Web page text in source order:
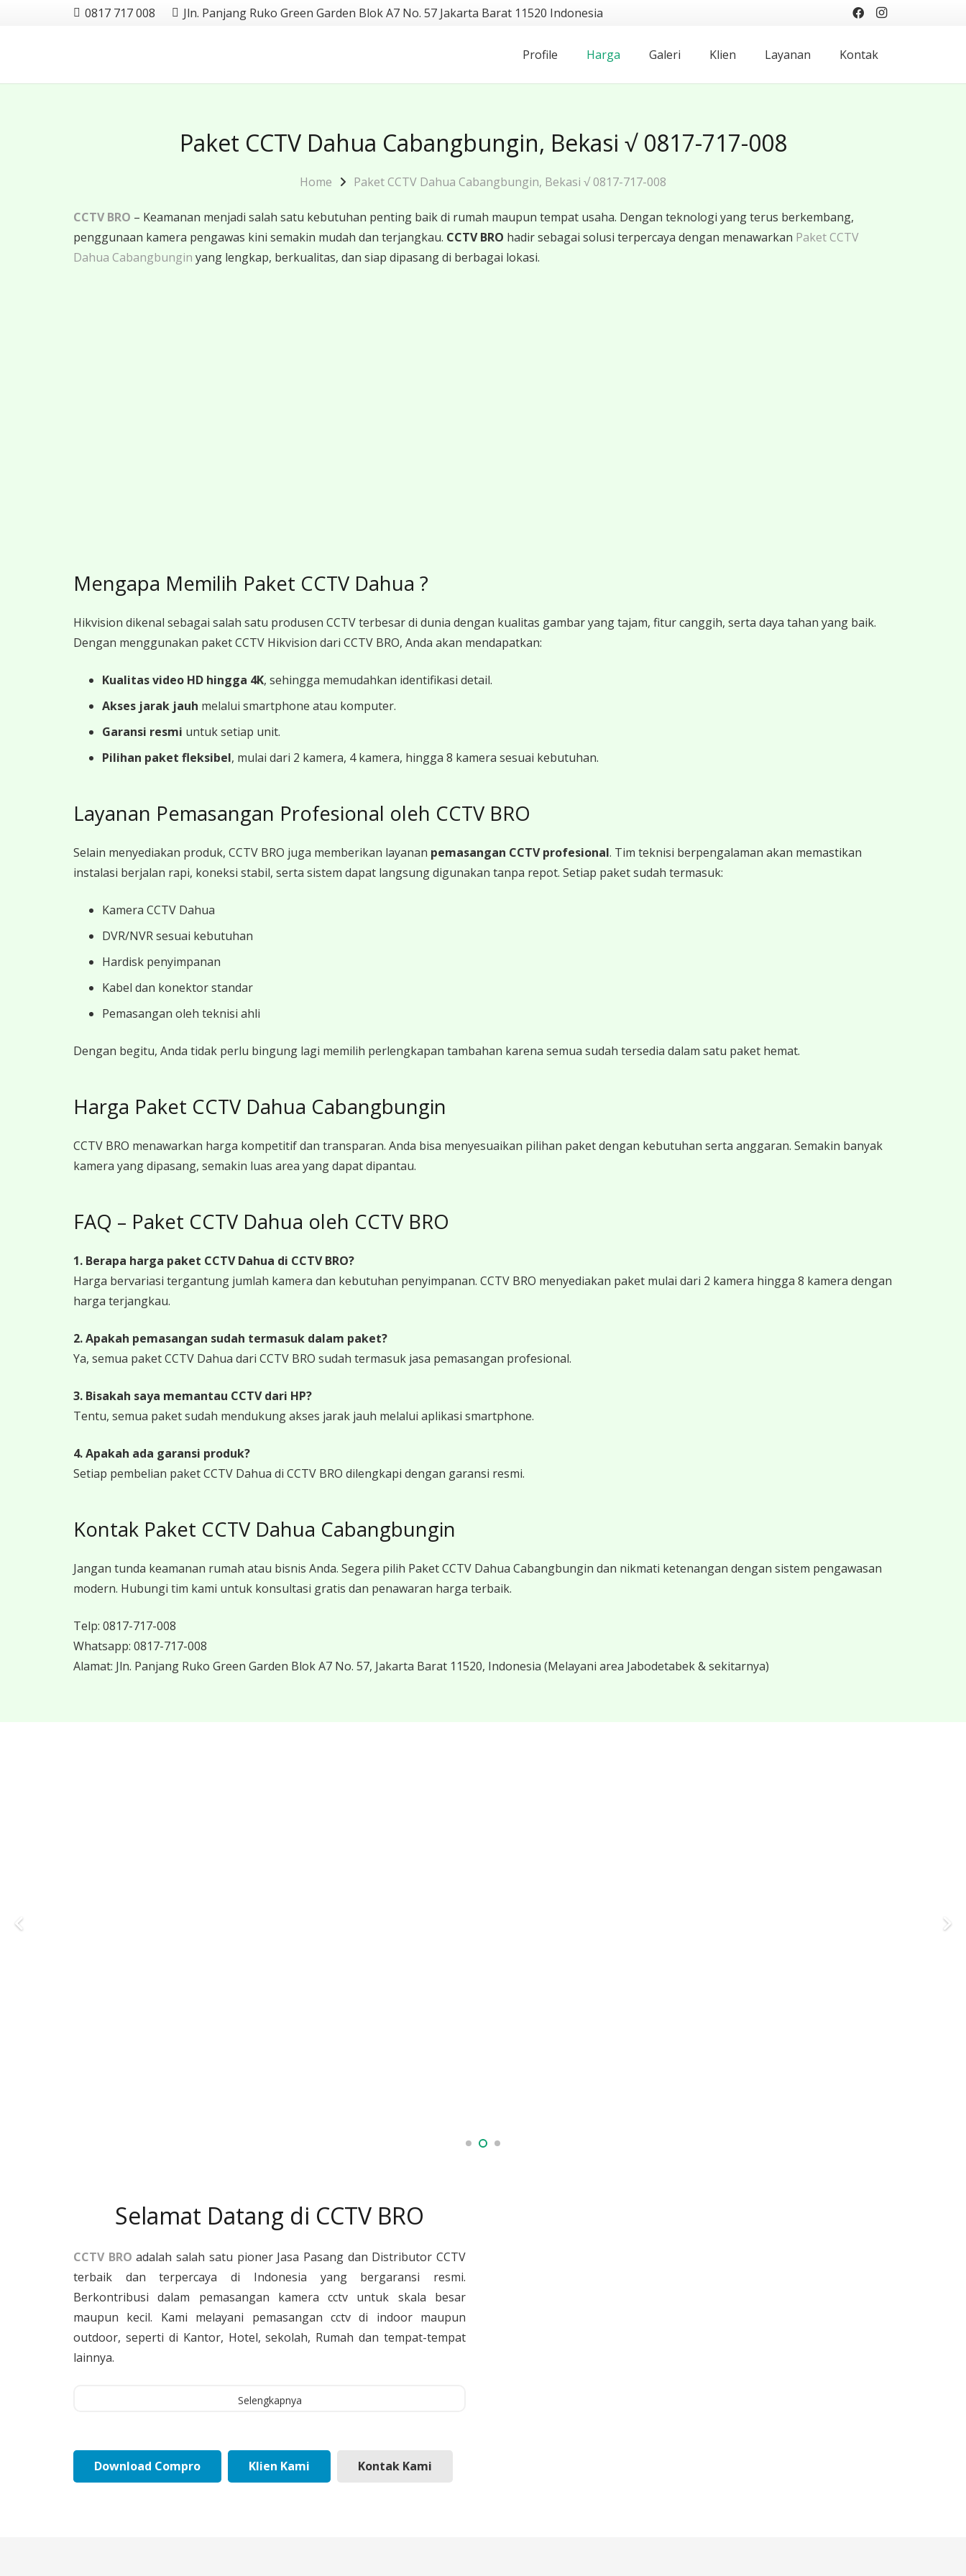
0817 717 008 Jln. Panjang Ruko Green Garden Blok A7 No. 57 Jakarta Barat 11520 Indonesia
Profile Harga Galeri Klien Layanan Kontak
Paket CCTV Dahua Cabangbungin, Bekasi √ 0817-717-008
Home Paket CCTV Dahua Cabangbungin, Bekasi √ 0817-717-008
CCTV BRO – Keamanan menjadi salah satu kebutuhan penting baik di rumah maupun tempat usaha. Dengan teknologi yang terus berkembang,
penggunaan kamera pengawas kini semakin mudah dan terjangkau. CCTV BRO hadir sebagai solusi terpercaya dengan menawarkan Paket CCTV
Dahua Cabangbungin yang lengkap, berkualitas, dan siap dipasang di berbagai lokasi.
Mengapa Memilih Paket CCTV Dahua ?
Hikvision dikenal sebagai salah satu produsen CCTV terbesar di dunia dengan kualitas gambar yang tajam, fitur canggih, serta daya tahan yang baik.
Dengan menggunakan paket CCTV Hikvision dari CCTV BRO, Anda akan mendapatkan:
Kualitas video HD hingga 4K, sehingga memudahkan identifikasi detail.
Akses jarak jauh melalui smartphone atau komputer.
Garansi resmi untuk setiap unit.
Pilihan paket fleksibel, mulai dari 2 kamera, 4 kamera, hingga 8 kamera sesuai kebutuhan.
Layanan Pemasangan Profesional oleh CCTV BRO
Selain menyediakan produk, CCTV BRO juga memberikan layanan pemasangan CCTV profesional. Tim teknisi berpengalaman akan memastikan
instalasi berjalan rapi, koneksi stabil, serta sistem dapat langsung digunakan tanpa repot. Setiap paket sudah termasuk:
Kamera CCTV Dahua
DVR/NVR sesuai kebutuhan
Hardisk penyimpanan
Kabel dan konektor standar
Pemasangan oleh teknisi ahli
Dengan begitu, Anda tidak perlu bingung lagi memilih perlengkapan tambahan karena semua sudah tersedia dalam satu paket hemat.
Harga Paket CCTV Dahua Cabangbungin
CCTV BRO menawarkan harga kompetitif dan transparan. Anda bisa menyesuaikan pilihan paket dengan kebutuhan serta anggaran. Semakin banyak
kamera yang dipasang, semakin luas area yang dapat dipantau.
FAQ – Paket CCTV Dahua oleh CCTV BRO
1. Berapa harga paket CCTV Dahua di CCTV BRO?
Harga bervariasi tergantung jumlah kamera dan kebutuhan penyimpanan. CCTV BRO menyediakan paket mulai dari 2 kamera hingga 8 kamera dengan
harga terjangkau.
2. Apakah pemasangan sudah termasuk dalam paket?
Ya, semua paket CCTV Dahua dari CCTV BRO sudah termasuk jasa pemasangan profesional.
3. Bisakah saya memantau CCTV dari HP?
Tentu, semua paket sudah mendukung akses jarak jauh melalui aplikasi smartphone.
4. Apakah ada garansi produk?
Setiap pembelian paket CCTV Dahua di CCTV BRO dilengkapi dengan garansi resmi.
Kontak Paket CCTV Dahua Cabangbungin
Jangan tunda keamanan rumah atau bisnis Anda. Segera pilih Paket CCTV Dahua Cabangbungin dan nikmati ketenangan dengan sistem pengawasan
modern. Hubungi tim kami untuk konsultasi gratis dan penawaran harga terbaik.
Telp: 0817-717-008
Whatsapp: 0817-717-008
Alamat: Jln. Panjang Ruko Green Garden Blok A7 No. 57, Jakarta Barat 11520, Indonesia (Melayani area Jabodetabek & sekitarnya)
Selamat Datang di CCTV BRO
CCTV BRO adalah salah satu pioner Jasa Pasang dan Distributor CCTV
terbaik dan terpercaya di Indonesia yang bergaransi resmi.
Berkontribusi dalam pemasangan kamera cctv untuk skala besar
maupun kecil. Kami melayani pemasangan cctv di indoor maupun
outdoor, seperti di Kantor, Hotel, sekolah, Rumah dan tempat-tempat
lainnya.
Selengkapnya
Download Compro Klien Kami Kontak Kami